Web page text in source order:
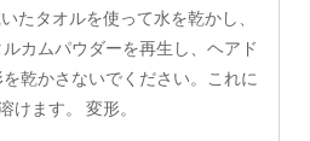
たタオルを使って水を乾かし、
カムパウダーを再生し、ヘアド
乾かさないでください。これに
けます。 変形。